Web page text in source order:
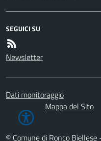
SEGUICI SU
Newsletter
Dati monitoraggio
Mappa del Sito
© Comune di Ronco